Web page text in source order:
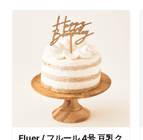
Fluer / フルール 4号 豆乳ク